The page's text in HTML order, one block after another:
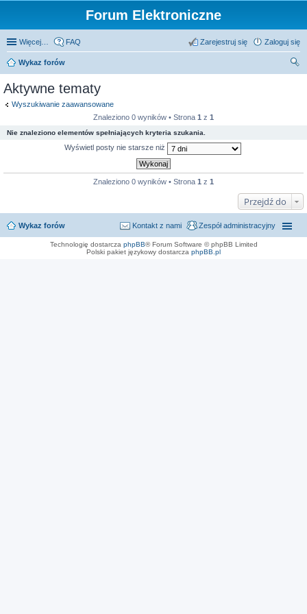
Forum Elektroniczne
Więcej… FAQ Zaloguj się
Zarejestruj się
Wykaz forów
Aktywne tematy
Wyszukiwanie zaawansowane
Znaleziono 0 wyników • Strona 1 z 1
Nie znaleziono elementów spełniających kryteria szukania.
Wyświetl posty nie starsze niż
Znaleziono 0 wyników • Strona 1 z 1
Przejdź do
Wykaz forów Zespół administracyjny
Kontakt z nami
Technologię dostarcza phpBB® Forum Software © phpBB Limited
Polski pakiet językowy dostarcza phpBB.pl